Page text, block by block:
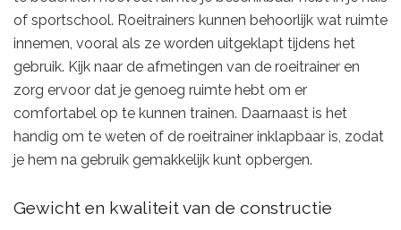
of sportschool. Roeitrainers kunnen behoorlijk wat ruimte
innemen, vooral als ze worden uitgeklapt tijdens het
gebruik. Kijk naar de afmetingen van de roeitrainer en
zorg ervoor dat je genoeg ruimte hebt om er
comfortabel op te kunnen trainen. Daarnaast is het
handig om te weten of de roeitrainer inklapbaar is, zodat
je hem na gebruik gemakkelijk kunt opbergen.
Gewicht en kwaliteit van de constructie